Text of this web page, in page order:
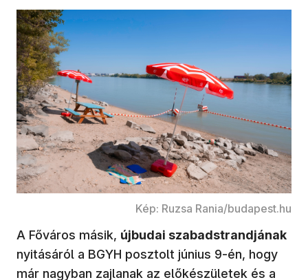
Kép: Ruzsa Rania/budapest.hu
A Főváros másik, újbudai szabadstrandjának
nyitásáról a BGYH posztolt június 9-én, hogy
már nagyban zajlanak az előkészületek és a